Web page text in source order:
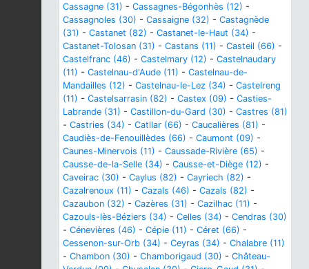
Cassagne (31) - Cassagnes-Bégonhès (12) -
Cassagnoles (30) - Cassaigne (32) - Castagnède
(31) - Castanet (82) - Castanet-le-Haut (34) -
Castanet-Tolosan (31) - Castans (11) - Casteil (66) -
Castelfranc (46) - Castelmary (12) - Castelnaudary
(11) - Castelnau-d'Aude (11) - Castelnau-de-
Mandailles (12) - Castelnau-le-Lez (34) - Castelreng
(11) - Castelsarrasin (82) - Castex (09) - Casties-
Labrande (31) - Castillon-du-Gard (30) - Castres (81)
- Castries (34) - Catllar (66) - Caucalières (81) -
Caudiès-de-Fenouillèdes (66) - Caumont (09) -
Caunes-Minervois (11) - Caussade-Rivière (65) -
Causse-de-la-Selle (34) - Causse-et-Diège (12) -
Caveirac (30) - Caylus (82) - Cayriech (82) -
Cazalrenoux (11) - Cazals (46) - Cazals (82) -
Cazaubon (32) - Cazères (31) - Cazilhac (11) -
Cazouls-lès-Béziers (34) - Celles (34) - Cendras (30)
- Cénevières (46) - Cépie (11) - Céret (66) -
Cessenon-sur-Orb (34) - Ceyras (34) - Chalabre (11)
- Chambon (30) - Chamborigaud (30) - Château-